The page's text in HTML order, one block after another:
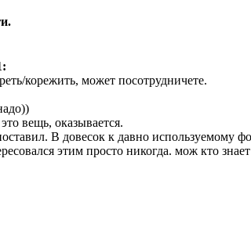
корежить, может посотрудничете.
вещь, оказывается.
В довесок к давно используемому
этим просто никогда. мож кто